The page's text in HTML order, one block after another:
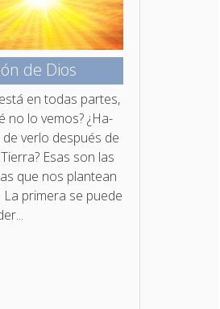
de Dios
en todas partes,
no lo vemos? ¿Ha­
verlo después de
Esas son las
que nos plantean
La primera se puede